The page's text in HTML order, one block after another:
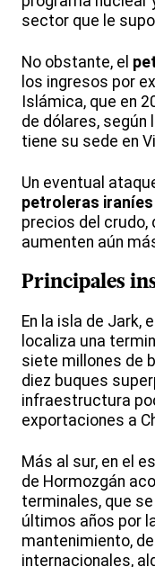
sector que le
No obstante, el
los ingresos por
Islámica, que en
de dólares, según
tiene su sede en
Un eventual
petroleras iraníes
precios del crudo,
aumenten aún
Principales
En la isla de Jark,
localiza una
siete millones de
diez buques
infraestructura
exportaciones a
Más al sur, en el
de Hormozgán
terminales, que
últimos años por
mantenimiento,
internacionales,